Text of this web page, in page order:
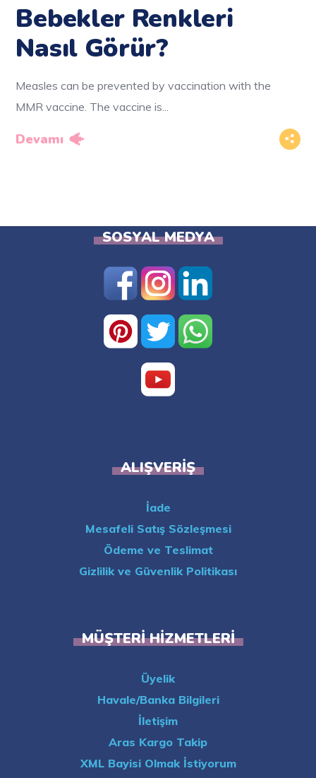
Bebekler Renkleri
Nasıl Görür?
Measles can be prevented by vaccination with the
MMR vaccine. The vaccine is...
Devamı
SOSYAL MEDYA
ALIŞVERIŞ
İade
Mesafeli Satış Sözleşmesi
Ödeme ve Teslimat
Gizlilik ve Güvenlik Politikası
MÜŞTERI HIZMETLERI
Üyelik
Havale/Banka Bilgileri
İletişim
Aras Kargo Takip
XML Bayisi Olmak İstiyorum